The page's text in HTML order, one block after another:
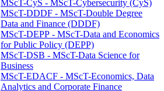
MScT-CyS - MScT-Cybersecurity (CyS)
MScT-DDDF - MScT-Double Degree
Data and Finance (DDDF)
MScT-DEPP - MScT-Data and Economics
for Public Policy (DEPP)
MScT-DSB - MScT-Data Science for
Business
MScT-EDACF - MScT-Economics, Data
Analytics and Corporate Finance